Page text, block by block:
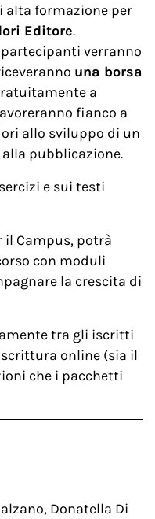
alta formazione per
Editore.
verranno
una borsa
a
fianco a
allo sviluppo di un
pubblicazione.
e sui testi
il Campus, potrà
con moduli
la crescita di
tra gli iscritti
online (sia il
che i pacchetti
Donatella Di